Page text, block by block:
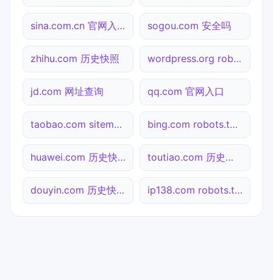
sina.com.cn 官网入口 sogou.com 安全吗
zhihu.com 历史快照 wordpress.org robots.txt检测
jd.com 网址查询 qq.com 官网入口
taobao.com sitemap.xml检测 bing.com robots.txt检测
huawei.com 历史快照 toutiao.com 历史快照
douyin.com 历史快照 ip138.com robots.txt检测